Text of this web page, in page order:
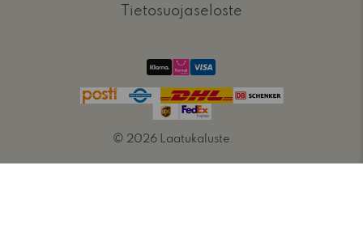
Tietosuojaseloste
© 2026 Laatukaluste